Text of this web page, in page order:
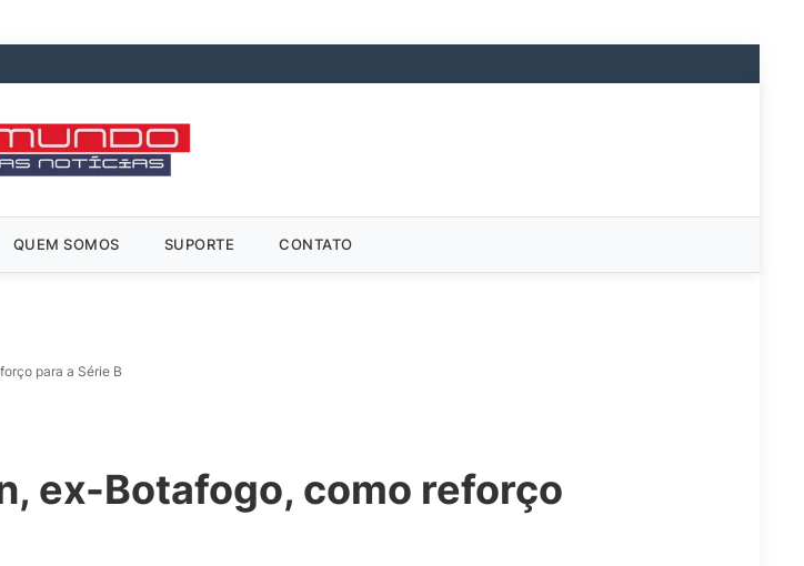
QUEM SOMOS SUPORTE CONTATO
para a Série B
ex-Botafogo, como reforço